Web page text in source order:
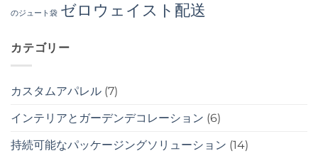
のジュート袋 ゼロウェイスト配送
カテゴリー
カスタムアパレル (7)
インテリアとガーデンデコレーション (6)
持続可能なパッケージングソリューション (14)